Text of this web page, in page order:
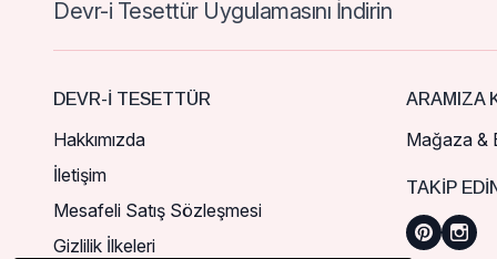
Devr-i Tesettür Uygulamasını İndirin
DEVR-I TESETTÜR
Hakkımızda
İletişim
Mesafeli Satış Sözleşmesi
Gizlilik İlkeleri
ARAMIZA
Mağaza &
TAKIP